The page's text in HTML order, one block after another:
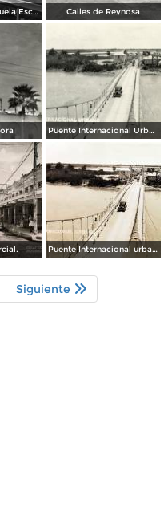
Alberca de la escuela Escandón Calles de Reynosa
Puente Internacional Urbano
Puente Internacional urbano.
Siguiente